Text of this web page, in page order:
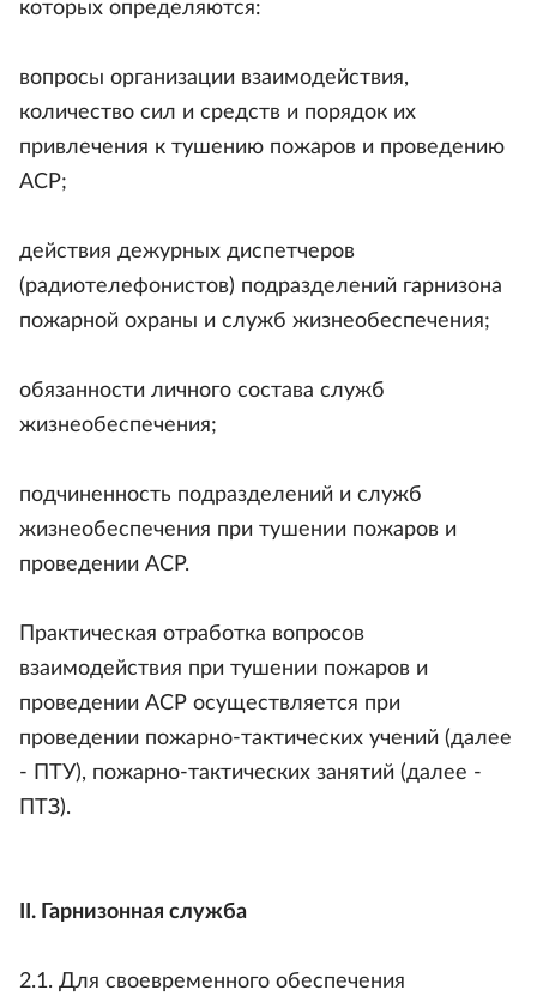
которых определяются:
вопросы организации взаимодействия,
количество сил и средств и порядок их
привлечения к тушению пожаров и проведению
АСР;
действия дежурных диспетчеров
(радиотелефонистов) подразделений гарнизона
пожарной охраны и служб жизнеобеспечения;
обязанности личного состава служб
жизнеобеспечения;
подчиненность подразделений и служб
жизнеобеспечения при тушении пожаров и
проведении АСР.
Практическая отработка вопросов
взаимодействия при тушении пожаров и
проведении АСР осуществляется при
проведении пожарно-тактических учений (далее
- ПТУ), пожарно-тактических занятий (далее -
ПТЗ).
II. Гарнизонная служба
2.1. Для своевременного обеспечения